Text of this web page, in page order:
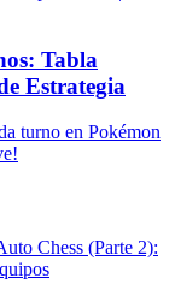
Tabla
Estrategia
turno en Pokémon